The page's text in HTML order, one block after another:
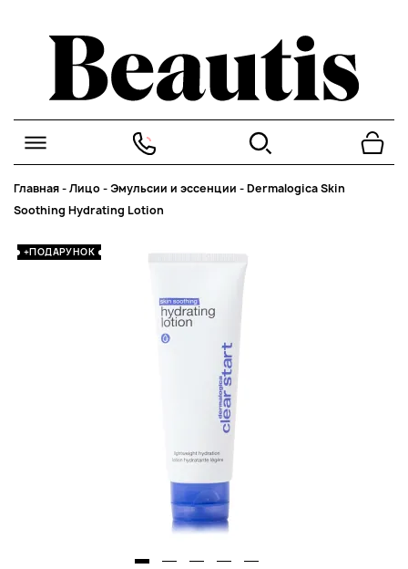
Главная-Лицо-Эмульсии и эссенции -Dermalogica Skin
Soothing Hydrating Lotion
+ПОДАРУНОК